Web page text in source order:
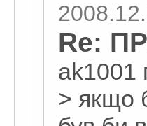
Re:
ak1001
> якщо